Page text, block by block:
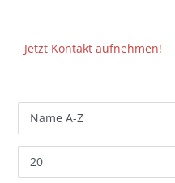
Jetzt Kontakt aufnehmen!